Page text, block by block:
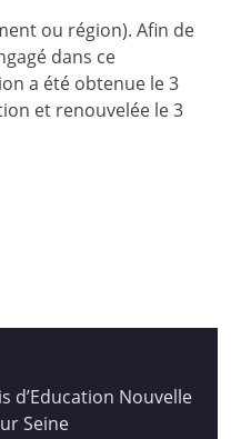
ou région). Afin de
dans ce
a été obtenue le 3
et renouvelée le 3
d’Education Nouvelle
Seine